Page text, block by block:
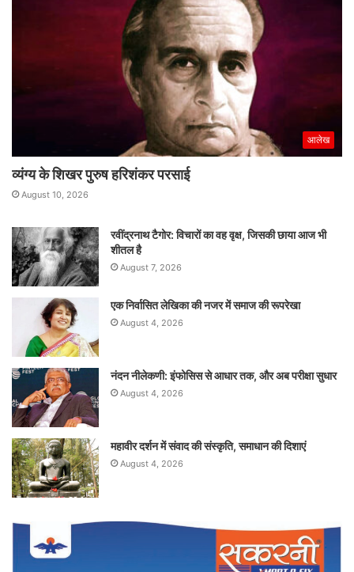
आलेख
व्यंग्य के शिखर पुरुष हरिशंकर परसाई
August 10, 2026
रवींद्रनाथ टैगोर: विचारों का वह वृक्ष, जिसकी छाया आज भी
शीतल है
August 7, 2026
एक निर्वासित लेखिका की नजर में समाज की रूपरेखा
August 4, 2026
नंदन नीलेकणी: इंफोसिस से आधार तक, और अब परीक्षा सुधार
August 4, 2026
महावीर दर्शन में संवाद की संस्कृति, समाधान की दिशाएं
August 4, 2026